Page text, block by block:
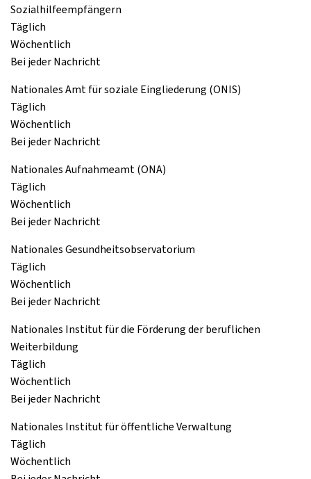
Sozialhilfeempfängern
Täglich
Wöchentlich
Bei jeder Nachricht
Nationales Amt für soziale Eingliederung (ONIS)
Täglich
Wöchentlich
Bei jeder Nachricht
Nationales Aufnahmeamt (ONA)
Täglich
Wöchentlich
Bei jeder Nachricht
Nationales Gesundheitsobservatorium
Täglich
Wöchentlich
Bei jeder Nachricht
Nationales Institut für die Förderung der beruflichen
Weiterbildung
Täglich
Wöchentlich
Bei jeder Nachricht
Nationales Institut für öffentliche Verwaltung
Täglich
Wöchentlich